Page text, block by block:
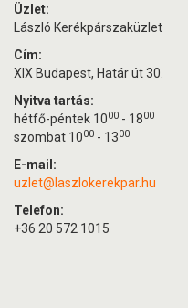
Üzlet:
László Kerékpárszaküzlet
Cím:
XIX Budapest, Határ út 30.
Nyitva tartás:
hétfő-péntek 1000 - 1800
szombat 1000 - 1300
E-mail:
uzlet@laszlokerekpar.hu
Telefon:
+36 20 572 1015